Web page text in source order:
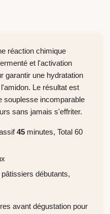
réaction chimique
et l'activation
garantir une hydratation
Le résultat est
souplesse incomparable
sans jamais s'effriter.
45 minutes, Total 60
débutants,
avant dégustation pour